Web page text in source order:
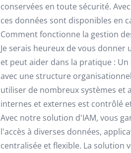
conservées en toute sécurité.
ces données sont disponibles en
Comment fonctionne la gestion
Je serais heureux de vous
et peut aider dans la pratique :
avec une structure
utiliser de nombreux systèmes et
internes et externes est contrôlé
Avec notre solution d'IAM, vous
l'accès à diverses données,
centralisée et flexible. La solution